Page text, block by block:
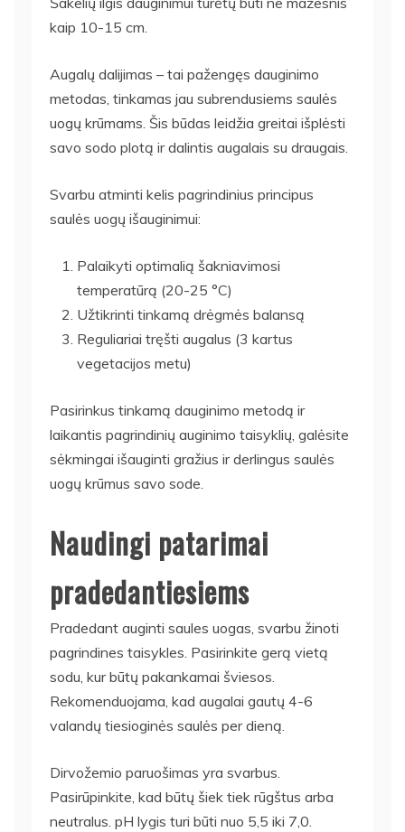
kaip 10-15 cm.
Augalų dalijimas – tai pažengęs dauginimo
metodas, tinkamas jau subrendusiems saulės
uogų krūmams. Šis būdas leidžia greitai išplėsti
savo sodo plotą ir dalintis augalais su draugais.
Svarbu atminti kelis pagrindinius principus
saulės uogų išauginimui:
Palaikyti optimalią šakniavimosi
temperatūrą (20-25 °C)
Užtikrinti tinkamą drėgmės balansą
Reguliariai tręšti augalus (3 kartus
vegetacijos metu)
Pasirinkus tinkamą dauginimo metodą ir
laikantis pagrindinių auginimo taisyklių, galėsite
sėkmingai išauginti gražius ir derlingus saulės
uogų krūmus savo sode.
Naudingi patarimai
pradedantiesiems
Pradedant auginti saules uogas, svarbu žinoti
pagrindines taisykles. Pasirinkite gerą vietą
sodu, kur būtų pakankamai šviesos.
Rekomenduojama, kad augalai gautų 4-6
valandų tiesioginės saulės per dieną.
Dirvožemio paruošimas yra svarbus.
Pasirūpinkite, kad būtų šiek tiek rūgštus arba
neutralus. pH lygis turi būti nuo 5,5 iki 7,0.